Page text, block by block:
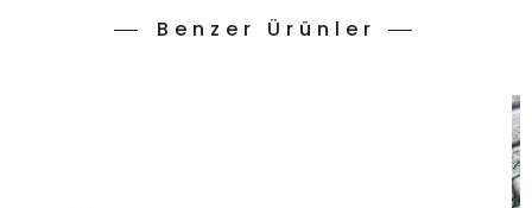
Benzer Ürünler